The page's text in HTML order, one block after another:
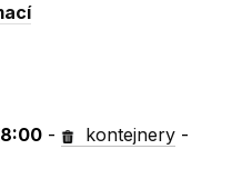
- kontejnery -